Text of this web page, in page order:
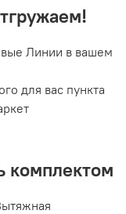
Линии в вашем
для вас пункта
комплектом